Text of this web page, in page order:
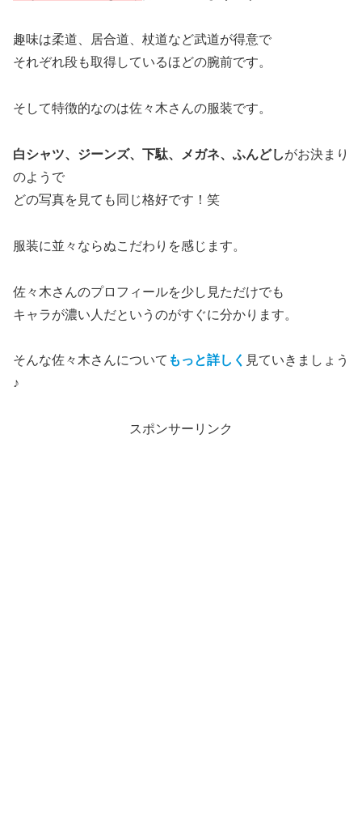
趣味は柔道、居合道、杖道など武道が得意で
それぞれ段も取得しているほどの腕前です。
そして特徴的なのは佐々木さんの服装です。
白シャツ、ジーンズ、下駄、メガネ、ふんどしがお決まり
のようで
どの写真を見ても同じ格好です！笑
服装に並々ならぬこだわりを感じます。
佐々木さんのプロフィールを少し見ただけでも
キャラが濃い人だというのがすぐに分かります。
そんな佐々木さんについて もっと詳しく 見ていきましょう
♪
スポンサーリンク